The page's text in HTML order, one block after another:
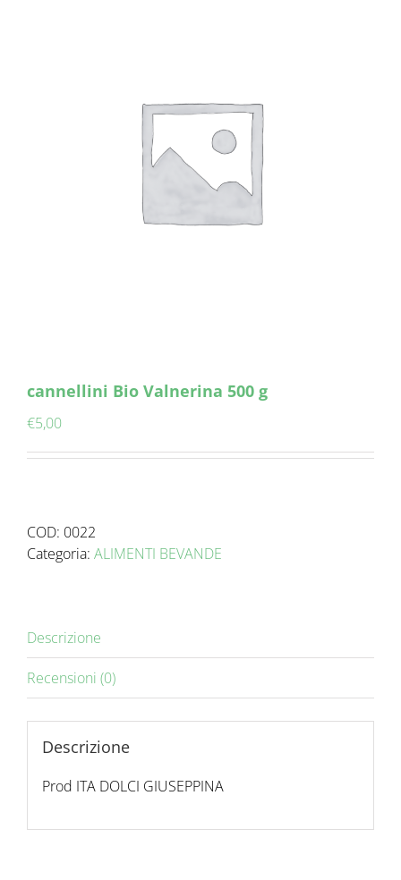
cannellini Bio Valnerina 500 g
€5,00
COD: 0022
Categoria: ALIMENTI BEVANDE
Descrizione
Recensioni (0)
Descrizione
Prod ITA DOLCI GIUSEPPINA